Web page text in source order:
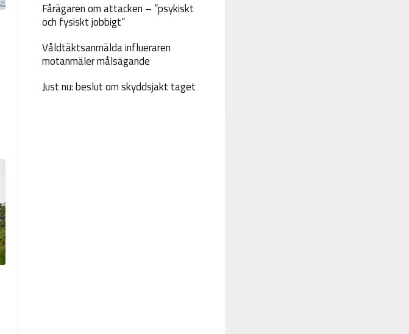
Fårägaren om attacken – ”psykiskt
och fysiskt jobbigt”
Våldtäktsanmälda influeraren
motanmäler målsägande
Just nu: beslut om skyddsjakt taget